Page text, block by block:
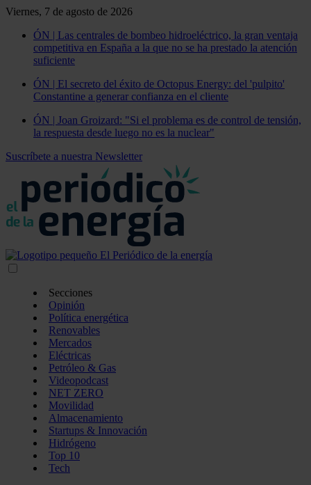
Viernes, 7 de agosto de 2026
ÓN | Las centrales de bombeo hidroeléctrico, la gran ventaja
competitiva en España a la que no se ha prestado la atención
suficiente
ÓN | El secreto del éxito de Octopus Energy: del 'pulpito'
Constantine a generar confianza en el cliente
ÓN | Joan Groizard: "Si el problema es de control de tensión,
la respuesta desde luego no es la nuclear"
Suscríbete a nuestra Newsletter
Secciones
Opinión
Política energética
Renovables
Mercados
Eléctricas
Petróleo & Gas
Videopodcast
NET ZERO
Movilidad
Almacenamiento
Startups & Innovación
Hidrógeno
Top 10
Tech